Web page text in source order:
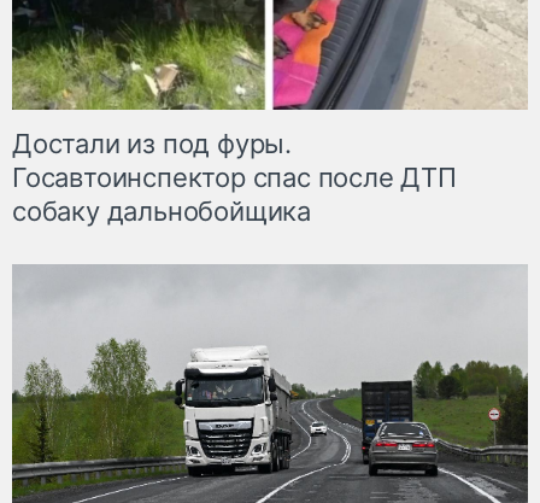
Достали из под фуры.
Госавтоинспектор спас после ДТП
собаку дальнобойщика